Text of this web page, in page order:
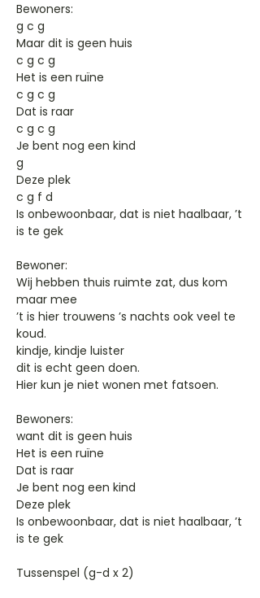
Bewoners:
g c g
Maar dit is geen huis
c g c g
Het is een ruïne
c g c g
Dat is raar
c g c g
Je bent nog een kind
g
Deze plek
c g f d
Is onbewoonbaar, dat is niet haalbaar, ’t
is te gek
Bewoner:
Wij hebben thuis ruimte zat, dus kom
maar mee
’t is hier trouwens ’s nachts ook veel te
koud.
kindje, kindje luister
dit is echt geen doen.
Hier kun je niet wonen met fatsoen.
Bewoners:
want dit is geen huis
Het is een ruïne
Dat is raar
Je bent nog een kind
Deze plek
Is onbewoonbaar, dat is niet haalbaar, ’t
is te gek
Tussenspel (g-d x 2)